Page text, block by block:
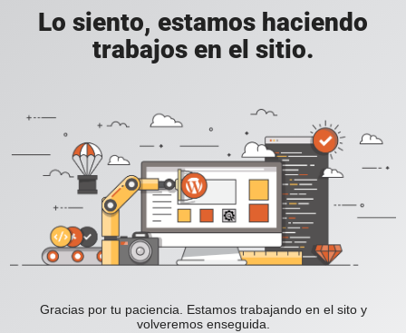
Lo siento, estamos haciendo
trabajos en el sitio.
Gracias por tu paciencia. Estamos trabajando en el sito y
volveremos enseguida.